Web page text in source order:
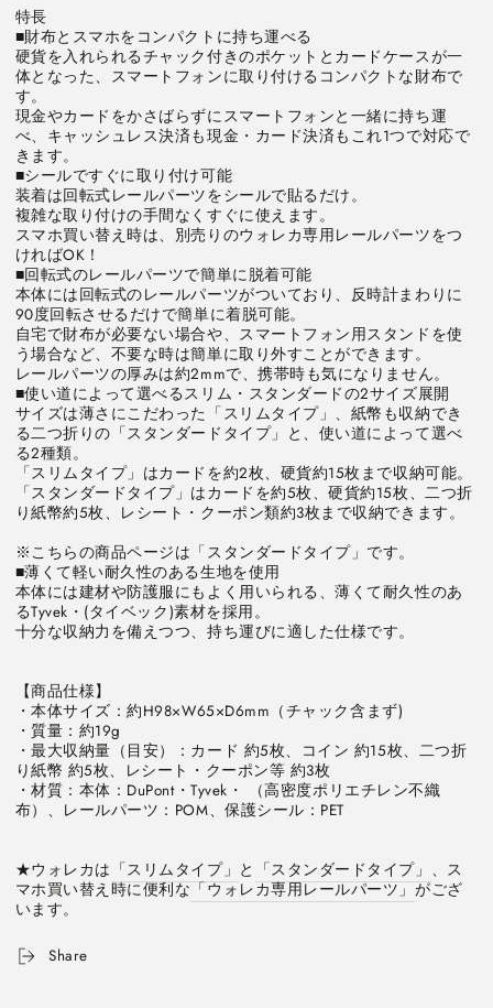
量
を
減
ら
す
を
増
や
す
特長
■財布とスマホをコンパクトに持ち運べる
硬貨を入れられるチャック付きのポケットとカードケースが一
体となった、スマートフォンに取り付けるコンパクトな財布で
す。
現金やカードをかさばらずにスマートフォンと一緒に持ち運
べ、キャッシュレス決済も現金・カード決済もこれ1つで対応で
きます。
■シールですぐに取り付け可能
装着は回転式レールパーツをシールで貼るだけ。
複雑な取り付けの手間なくすぐに使えます。
スマホ買い替え時は、別売りのウォレカ専用レールパーツをつ
ければOK！
■回転式のレールパーツで簡単に脱着可能
本体には回転式のレールパーツがついており、反時計まわりに
90度回転させるだけで簡単に着脱可能。
自宅で財布が必要ない場合や、スマートフォン用スタンドを使
う場合など、不要な時は簡単に取り外すことができます。
レールパーツの厚みは約2mmで、携帯時も気になりません。
■使い道によって選べるスリム・スタンダードの2サイズ展開
サイズは薄さにこだわった「スリムタイプ」、紙幣も収納でき
る二つ折りの「スタンダードタイプ」と、使い道によって選べ
る2種類。
「スリムタイプ」はカードを約2枚、硬貨約15枚まで収納可能。
「スタンダードタイプ」はカードを約5枚、硬貨約15枚、二つ折
り紙幣約5枚、レシート・クーポン類約3枚まで収納できます。
※こちらの商品ページは「スタンダードタイプ」です。
■薄くて軽い耐久性のある生地を使用
本体には建材や防護服にもよく用いられる、薄くて耐久性のあ
るTyvek・(タイベック)素材を採用。
十分な収納力を備えつつ、持ち運びに適した仕様です。
【商品仕様】
・本体サイズ：約H98×W65×D6mm（チャック含まず)
・質量：約19g
・最大収納量（目安）：カード 約5枚、コイン 約15枚、二つ折
り紙幣 約5枚、レシート・クーポン等 約3枚
・材質：本体：DuPont・Tyvek・ （高密度ポリエチレン不織
布）、レールパーツ：POM、保護シール：PET
★ウォレカは 「スリムタイプ」 と 「スタンダードタイプ」 、ス
マホ買い替え時に便利な「ウォレカ専用レールパーツ」がござ
います。
Share